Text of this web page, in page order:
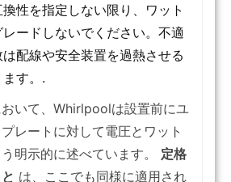
換性を指定しない限り、ワット
ードしないでください。不適
配線や安全装置を過熱させる
す。.
いて、Whirlpoolは設置前にユ
レートに対して電圧とワット
明示的に述べています。 定格
は、ここでも同様に適用され